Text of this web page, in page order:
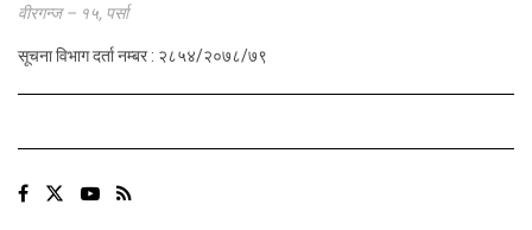
वीरगन्ज – १५, पर्सा
सूचना विभाग दर्ता नम्बर : २८५४/२०७८/७९